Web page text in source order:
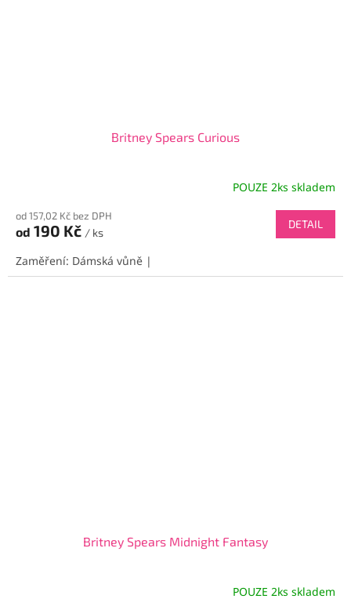
Britney Spears Curious
POUZE 2ks skladem
od 157,02 Kč bez DPH
od 190 Kč / ks
DETAIL
Zaměření: Dámská vůně |
Britney Spears Midnight Fantasy
POUZE 2ks skladem